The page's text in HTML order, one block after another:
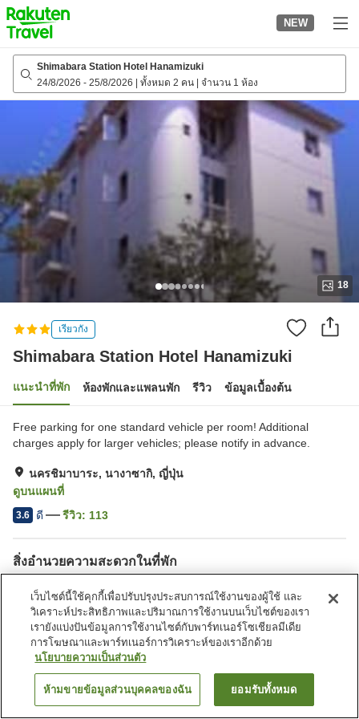
to
top
page
NEW
Shimabara Station Hotel Hanamizuki
24/8/2026 - 25/8/2026 ทั้งหมด 2 คน จำนวน 1 ห้อง
18
เรียวกัง
Shimabara Station Hotel Hanamizuki
แนะนำที่พัก ห้องพักและแพลนพัก รีวิว ข้อมูลเบื้องต้น
Free parking for one standard vehicle per room! Additional
charges apply for larger vehicles; please notify in advance.
นครชิมาบาระ, นางาซากิ, ญี่ปุ่น
ดูบนแผนที่
3.6 ดี รีวิว: 113
สิ่งอำนวยความสะดวกในที่พัก
บริการซักผ้า (ฟรี)
ห้องอาบน้ำใหญ่
หน้าแรก ญี่ปุ่น นางาซากิ
นครชิมาบาระ
Shimabara Station Hotel Hanamizuki
ค้นหาห้องพัก
เว็บไซต์นี้ใช้คุกกี้เพื่อปรับปรุงประสบการณ์ใช้งานของผู้ใช้ และ
วิเคราะห์ประสิทธิภาพและปริมาณการใช้งานบนเว็บไซต์ของเรา
เรายังแบ่งปันข้อมูลการใช้งานไซต์กับพาร์ทเนอร์โซเชียลมีเดีย
การโฆษณาและพาร์ทเนอร์การวิเคราะห์ของเราอีกด้วย
นโยบายความเป็นส่วนตัว
ห้ามขายข้อมูลส่วนบุคคลของฉัน ยอมรับทั้งหมด